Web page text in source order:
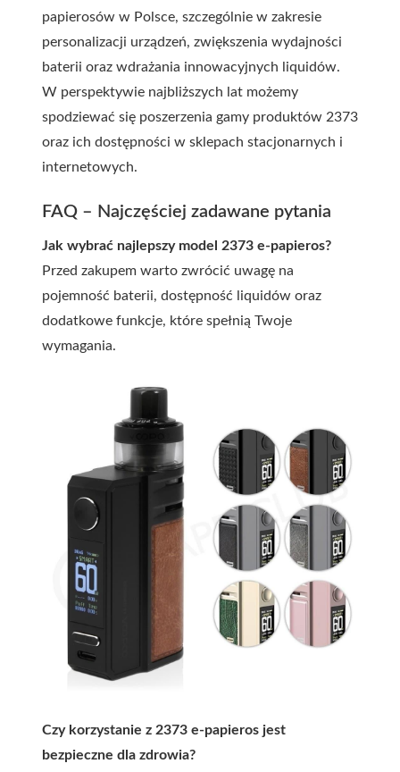
papierosów w Polsce, szczególnie w zakresie
personalizacji urządzeń, zwiększenia wydajności
baterii oraz wdrażania innowacyjnych liquidów.
W perspektywie najbliższych lat możemy
spodziewać się poszerzenia gamy produktów 2373
oraz ich dostępności w sklepach stacjonarnych i
internetowych.
FAQ – Najczęściej zadawane pytania
Jak wybrać najlepszy model 2373 e-papieros?
Przed zakupem warto zwrócić uwagę na
pojemność baterii, dostępność liquidów oraz
dodatkowe funkcje, które spełnią Twoje
wymagania.
Czy korzystanie z 2373 e-papieros jest
bezpieczne dla zdrowia?